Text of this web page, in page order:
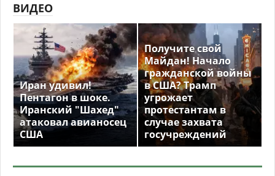
ВИДЕО
Иран удивил!
Пентагон в шоке.
Иранский "Шахед"
атаковал авианосец
США
Получите свой
Майдан! Начало
гражданской войны
в США? Трамп
угрожает
протестантам в
случае захвата
госучреждений